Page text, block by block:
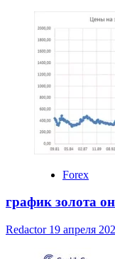
Forex
график золота
Redactor 19 апреля